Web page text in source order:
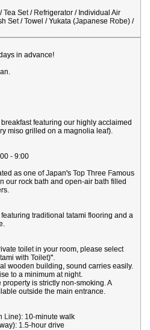
Tea Set / Refrigerator / Individual Air
Set / Towel / Yukata (Japanese Robe) /
in advance!
featuring our highly acclaimed
miso grilled on a magnolia leaf).
- 9:00
as one of Japan's Top Three Famous
our rock bath and open-air bath filled
traditional tatami flooring and a
toilet in your room, please select
with Toilet)".
wooden building, sound carries easily.
to a minimum at night.
is strictly non-smoking. A
outside the main entrance.
Line): 10-minute walk
1.5-hour drive